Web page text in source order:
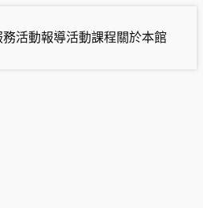
務活動報導活動課程關於本館